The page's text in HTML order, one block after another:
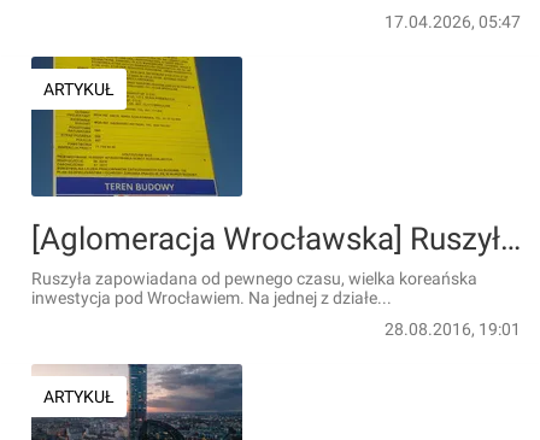
17.04.2026, 05:47
ARTYKUŁ
[Aglomeracja Wrocławska] Ruszyła budowa wielkiej fabryki baterii koreańskiego LG CHEM
Ruszyła zapowiadana od pewnego czasu, wielka koreańska
inwestycja pod Wrocławiem. Na jednej z działe...
28.08.2016, 19:01
ARTYKUŁ